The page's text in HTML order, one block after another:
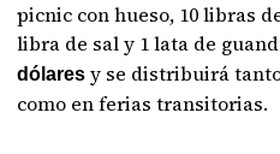
picnic con hueso, 10 libras
libra de sal y 1 lata de
dólaresy se distribuirá
como en ferias transitorias.